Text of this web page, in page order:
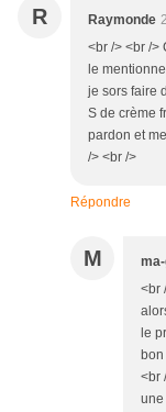
R Raymonde
<br /> <br />
le
je sors faire
S de crème
pardon et
/> <br />
Répondre
M
<br
le
<br
une